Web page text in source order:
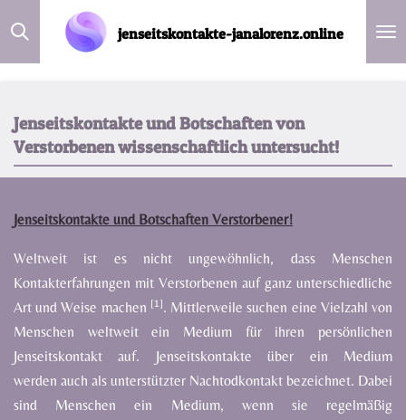
Zum
Hauptinhalt
springen
jenseitskontakte-janalorenz.online
Jenseitskontakte und Botschaften von
Verstorbenen wissenschaftlich untersucht!
Jenseitskontakte und Botschaften Verstorbener!
Weltweit ist es nicht ungewöhnlich, dass
Menschen
Kontakterfahrungen mit Verstorbenen auf ganz unterschiedliche
Art und Weise machen [1]. Mittlerweile suchen eine Vielzahl von
Menschen
weltweit ein Medium für ihren
persönlichen
Jenseitskontakt auf. Jenseitskontakte über ein
Medium
werden auch als unterstützter Nachtodkontakt bezeichnet. Dabei
sind
Menschen ein Medium, wenn sie
regelmäßig